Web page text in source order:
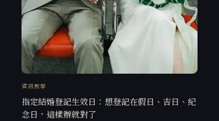
資訊教學
指定結婚登記生效日：想登記在假日、吉日、紀
念日，這樣辦就對了